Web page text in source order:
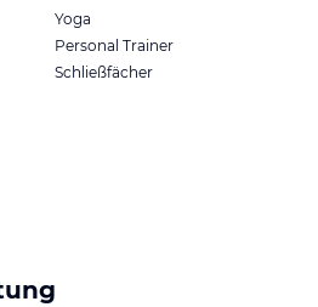
Yoga
Personal Trainer
Schließfächer